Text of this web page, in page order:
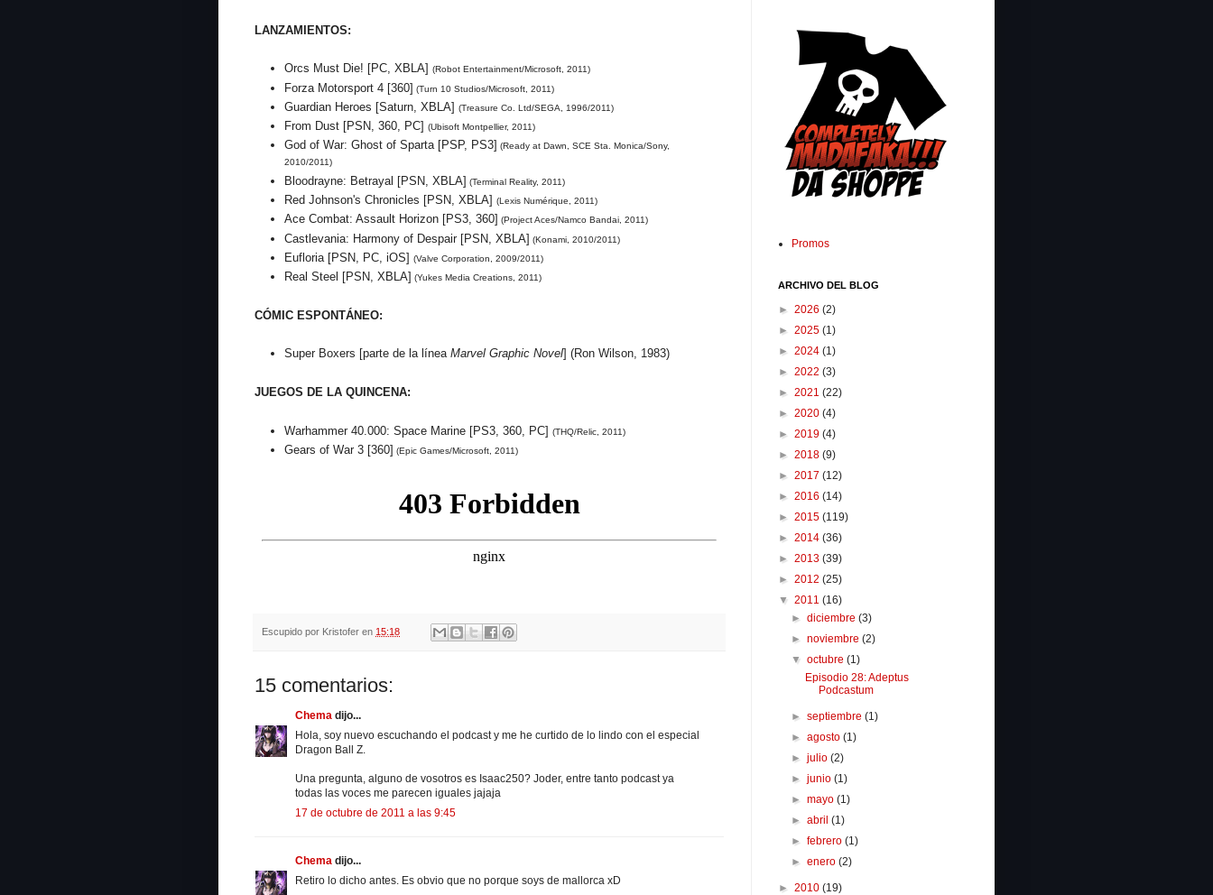
LANZAMIENTOS:
Orcs Must Die! [PC, XBLA] (Robot Entertainment/Microsoft, 2011)
Forza Motorsport 4 [360] (Turn 10 Studios/Microsoft, 2011)
Guardian Heroes [Saturn, XBLA] (Treasure Co. Ltd/SEGA, 1996/2011)
From Dust [PSN, 360, PC] (Ubisoft Montpellier, 2011)
God of War: Ghost of Sparta [PSP, PS3] (Ready at Dawn, SCE Sta. Monica/Sony,
2010/2011)
Bloodrayne: Betrayal [PSN, XBLA] (Terminal Reality, 2011)
Red Johnson's Chronicles [PSN, XBLA] (Lexis Numérique, 2011)
Ace Combat: Assault Horizon [PS3, 360] (Project Aces/Namco Bandai, 2011)
Castlevania: Harmony of Despair [PSN, XBLA] (Konami, 2010/2011)
Eufloria [PSN, PC, iOS] (Valve Corporation, 2009/2011)
Real Steel [PSN, XBLA] (Yukes Media Creations, 2011)
CÓMIC ESPONTÁNEO:
Super Boxers [parte de la línea Marvel Graphic Novel] (Ron Wilson, 1983)
JUEGOS DE LA QUINCENA:
Warhammer 40.000: Space Marine [PS3, 360, PC] (THQ/Relic, 2011)
Gears of War 3 [360] (Epic Games/Microsoft, 2011)
Escupido por Kristofer en 15:18
15 comentarios:
Chema dijo...
Hola, soy nuevo escuchando el podcast y me he curtido de lo lindo con el especial
Dragon Ball Z.
Una pregunta, alguno de vosotros es Isaac250? Joder, entre tanto podcast ya
todas las voces me parecen iguales jajaja
17 de octubre de 2011 a las 9:45
Chema dijo...
Retiro lo dicho antes. Es obvio que no porque soys de mallorca xD
Promos
ARCHIVO DEL BLOG
► 2026 (2)
► 2025 (1)
► 2024 (1)
► 2022 (3)
► 2021 (22)
► 2020 (4)
► 2019 (4)
► 2018 (9)
► 2017 (12)
► 2016 (14)
► 2015 (119)
► 2014 (36)
► 2013 (39)
► 2012 (25)
▼ 2011 (16)
►diciembre(3)
►noviembre(2)
▼octubre(1)
Episodio 28: Adeptus
Podcastum
►septiembre(1)
►agosto(1)
►julio(2)
►junio(1)
►mayo(1)
►abril(1)
►febrero(1)
►enero(2)
► 2010 (19)